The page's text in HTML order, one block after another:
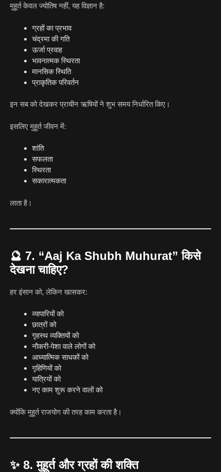
मुहूर्त केवल ज्योतिष नहीं, यह विज्ञान है:
ग्रहों का प्रभाव
चंद्रमा की गति
ऊर्जा प्रवाह
भावनात्मक स्थिरता
मानसिक स्थिति
प्राकृतिक परिवर्तन
इन सब को देखकर प्राचीन ऋषियों ने शुभ समय निर्धारित किए।
इसलिए मुहूर्त जीवन में:
शांति
सफलता
स्थिरता
सकारात्मकता
लाता है।
🔮 7. “Aaj Ka Shubh Muhurat” किसे
देखना चाहिए?
हर इंसान को, लेकिन खासकर:
व्यापारियों को
छात्रों को
गृहस्थ व्यक्तियों को
नौकरी-पेशा वाले लोगों को
आध्यात्मिक साधकों को
गृहिणियों को
यात्रियों को
नए काम शुरू करने वालों को
क्योंकि मुहूर्त राजयोग की तरह काम करता है।
✨ 8. मुहूर्त और ग्रहों की शक्ति